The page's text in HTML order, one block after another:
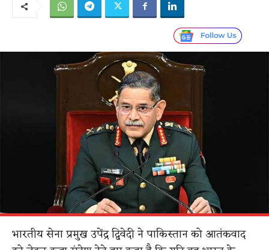
भारतीय सेना प्रमुख उपेंद्र द्विवेदी ने पाकिस्तान को आतंकवाद